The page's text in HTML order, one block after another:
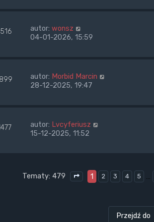
autor: wonsz
04-01-2026, 15:59
autor: Morbid Marcin
28-12-2025, 19:47
autor: Lvcyferiusz
15-12-2025, 11:52
Tematy: 479 Strona1 16
1 2 3 4 5
Przejdź do